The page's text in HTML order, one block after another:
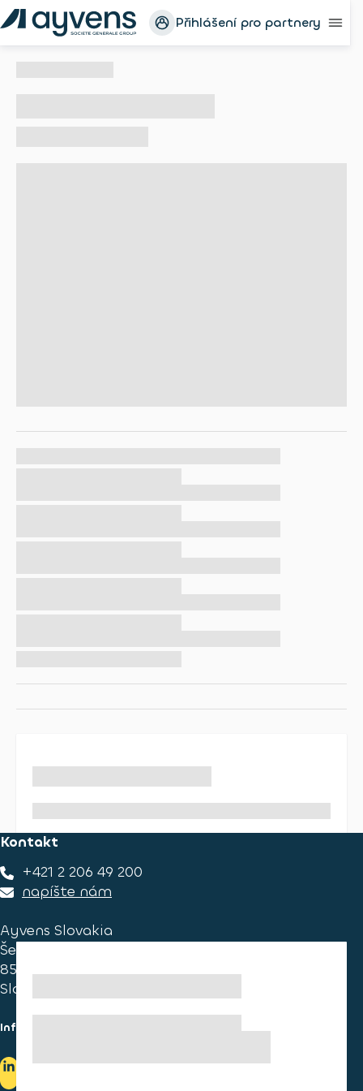
Přihlášení pro partnery
Kontakt
+421 2 206 49 200
napíšte nám
Ayvens Slovakia
Ševčenkova 34
851 01 Bratislava
Slovakia
Informace pro spotřebitele